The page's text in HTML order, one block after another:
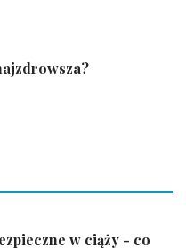
w ciąży - co